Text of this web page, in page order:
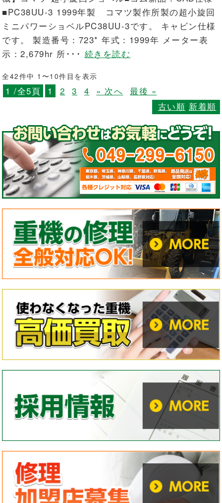
■PC38UU-3 1999年製 コマツ製作所製の超小旋回
ミニパワーショベルPC38UU-3です。 キャビン仕様
です。 製造番号：723* 年式：1999年 メーター表
示：2,679hr 所･･･ 続きを読む
全42件中 1〜10件目を表示
1 /全5頁 1 2 3 4 » 次へ
最後 »
新着順
古い順